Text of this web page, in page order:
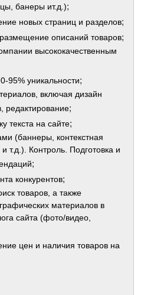
банеры ит.д.);
новых страниц и разделов;
описаний товаров;
высококачественным
95% уникальности;
включая дизайн
редактирование;
текста на сайте;
(баннеры, контекстная
т.д.). Контроль. Подготовка и
;
конкурентов;
товаров, а также
материалов в
сайта (фото/видео,
цен и наличия товаров на